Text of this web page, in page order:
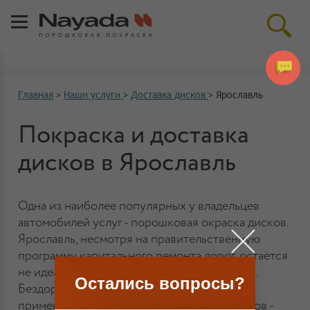
Главная > Наши услуги > Доставка дисков > Ярославль
Покраска и доставка
дисков в Ярославль
Одна из наиболее популярных у владельцев
автомобилей услуг - порошковая окраска дисков.
Ярославль, несмотря на правительственную
программу капитального ремонта дорог, остаётся
не идеальным городом для автомобилистов.
Бездорожье, плохое состояние асфальта,
применение сезонных химических реагентов -
Остались вопросы?